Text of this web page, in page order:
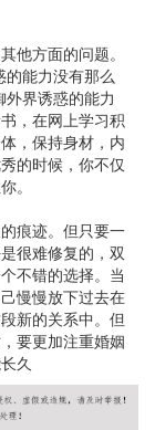
他方面的问题。
的能力没有那么
界诱惑的能力
，在网上学习积
，保持身材，内
的时候，你不仅
。
痕迹。但只要一
很难修复的，双
不错的选择。当
慢慢放下过去在
新的关系中。但
要更加注重婚姻
久